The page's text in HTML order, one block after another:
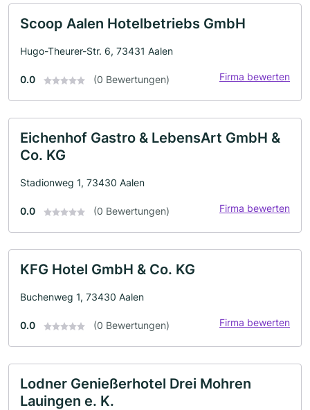
Scoop Aalen Hotelbetriebs GmbH
Hugo-Theurer-Str. 6, 73431 Aalen
0.0 (0 Bewertungen) Firma bewerten
Eichenhof Gastro & LebensArt GmbH &
Co. KG
Stadionweg 1, 73430 Aalen
0.0 (0 Bewertungen) Firma bewerten
KFG Hotel GmbH & Co. KG
Buchenweg 1, 73430 Aalen
0.0 (0 Bewertungen) Firma bewerten
Lodner Genießerhotel Drei Mohren
Lauingen e. K.